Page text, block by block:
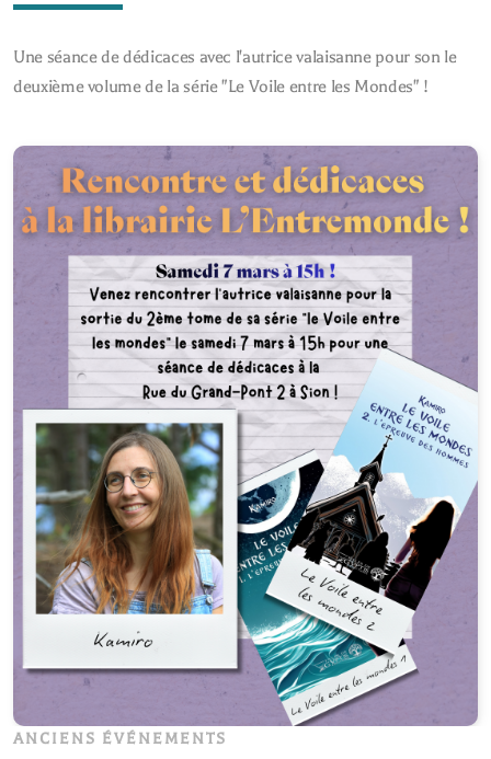
Une séance de dédicaces avec l'autrice valaisanne pour son le
deuxième volume de la série "Le Voile entre les Mondes" !
ANCIENS ÉVÉNEMENTS